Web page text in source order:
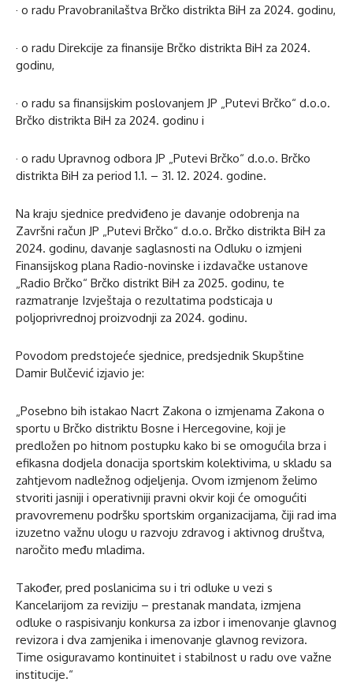
· o radu Pravobranilaštva Brčko distrikta BiH za 2024. godinu,
· o radu Direkcije za finansije Brčko distrikta BiH za 2024.
godinu,
· o radu sa finansijskim poslovanjem JP „Putevi Brčko“ d.o.o.
Brčko distrikta BiH za 2024. godinu i
· o radu Upravnog odbora JP „Putevi Brčko“ d.o.o. Brčko
distrikta BiH za period 1.1. – 31. 12. 2024. godine.
Na kraju sjednice predviđeno je davanje odobrenja na
Završni račun JP „Putevi Brčko“ d.o.o. Brčko distrikta BiH za
2024. godinu, davanje saglasnosti na Odluku o izmjeni
Finansijskog plana Radio-novinske i izdavačke ustanove
„Radio Brčko“ Brčko distrikt BiH za 2025. godinu, te
razmatranje Izvještaja o rezultatima podsticaja u
poljoprivrednoj proizvodnji za 2024. godinu.
Povodom predstojeće sjednice, predsjednik Skupštine
Damir Bulčević izjavio je:
„Posebno bih istakao Nacrt Zakona o izmjenama Zakona o
sportu u Brčko distriktu Bosne i Hercegovine, koji je
predložen po hitnom postupku kako bi se omogućila brza i
efikasna dodjela donacija sportskim kolektivima, u skladu sa
zahtjevom nadležnog odjeljenja. Ovom izmjenom želimo
stvoriti jasniji i operativniji pravni okvir koji će omogućiti
pravovremenu podršku sportskim organizacijama, čiji rad ima
izuzetno važnu ulogu u razvoju zdravog i aktivnog društva,
naročito među mladima.
Također, pred poslanicima su i tri odluke u vezi s
Kancelarijom za reviziju – prestanak mandata, izmjena
odluke o raspisivanju konkursa za izbor i imenovanje glavnog
revizora i dva zamjenika i imenovanje glavnog revizora.
Time osiguravamo kontinuitet i stabilnost u radu ove važne
institucije.“